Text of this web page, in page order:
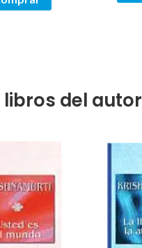
libros del autor